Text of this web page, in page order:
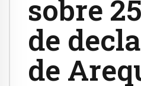
sobre
de
de